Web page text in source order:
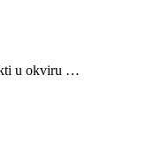
u okviru …